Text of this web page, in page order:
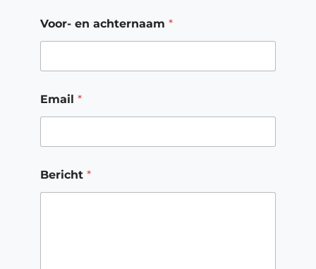
c
h
e
n
a
a
*
o
Voor- en achternaam *
Email *
Bericht *